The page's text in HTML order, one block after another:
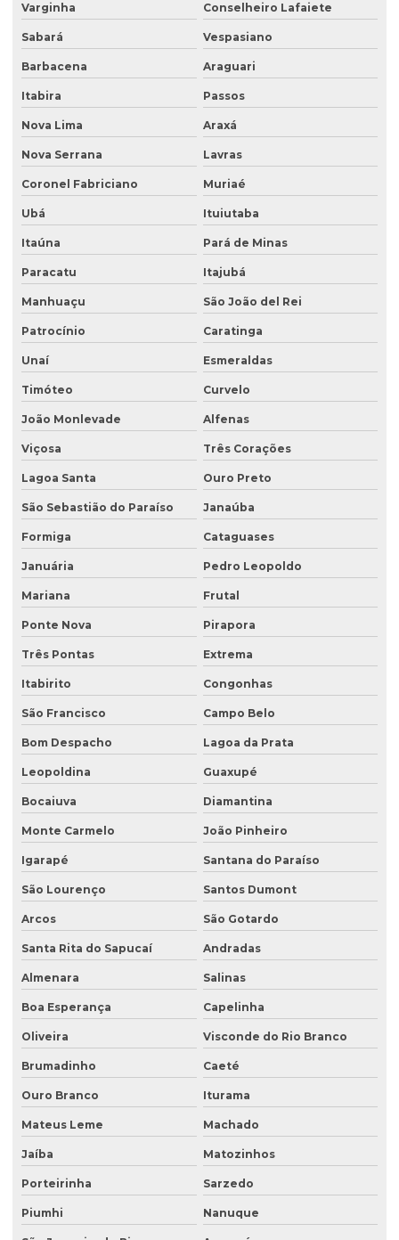
Empresa de ensaio percolação do solo
Empresa de ensaio de permeabilidade do solo
Empresa de ensaios de solos
Empresa especialista em sondagens de solo
Empresa especializada em consultoria ambiental
Empresa que faz análise de água
Empresa que faz análise de solo
Empresa de retirada de tanque subterrâneo
Empresa de retirada de tanques
Empresa de sondagem ambiental
Empresa sondagem de solo
Empresas de consultoria ambiental
Empresas de consultoria meio ambiente
Empresas que fazem análise de água
Ensaio percolação do solo
Ensaio triaxial de solos
Escritório de consultoria ambiental
Estudo hidrogeológico
Estudo hidrológico
Estudo hidrológico para outorga
Estudo hidrológico para pontes
Estudo de passivo ambiental
Exploração de águas subterrâneas
Gerenciamento de efluentes
Instalação de tanques de combustíveis subterrâneos
Investigação ambiental
Investigação ambiental confirmatória
Investigação ambiental detalhada
Investigação ambiental preliminar
Investigação confirmatória
Investigação confirmatória de passivo ambiental
Investigação detalhada de passivo ambiental
Laboratório de análise de água
Laboratório de análise de efluentes
Laudo hidrogeológico
Varginha Conselheiro Lafaiete
Sabará Vespasiano
Barbacena Araguari
Itabira Passos
Nova Lima Araxá
Nova Serrana Lavras
Coronel Fabriciano Muriaé
Ubá Ituiutaba
Itaúna Pará de Minas
Paracatu Itajubá
Manhuaçu São João del Rei
Patrocínio Caratinga
Unaí Esmeraldas
Timóteo Curvelo
João Monlevade Alfenas
Viçosa Três Corações
Lagoa Santa Ouro Preto
São Sebastião do Paraíso Janaúba
Formiga Cataguases
Januária Pedro Leopoldo
Mariana Frutal
Ponte Nova Pirapora
Três Pontas Extrema
Itabirito Congonhas
São Francisco Campo Belo
Bom Despacho Lagoa da Prata
Leopoldina Guaxupé
Bocaiuva Diamantina
Monte Carmelo João Pinheiro
Igarapé Santana do Paraíso
São Lourenço Santos Dumont
Arcos São Gotardo
Santa Rita do Sapucaí Andradas
Almenara Salinas
Boa Esperança Capelinha
Oliveira Visconde do Rio Branco
Brumadinho Caeté
Ouro Branco Iturama
Mateus Leme Machado
Jaíba Matozinhos
Porteirinha Sarzedo
Piumhi Nanuque